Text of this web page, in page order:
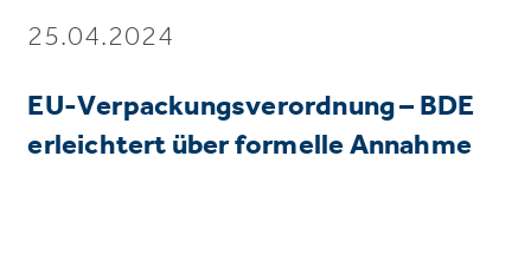
25.04.2024
EU-Verpackungsverordnung – BDE
erleichtert über formelle Annahme